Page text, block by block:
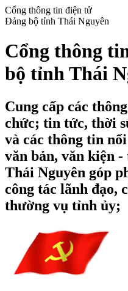
Cổng thông tin điện tử
Đảng bộ tỉnh Thái Nguyên
Cổng thông
bộ tỉnh Thái
Cung cấp các
chức; tin tức, thời
và các thông tin
văn bản, văn kiện
Thái Nguyên góp
công tác lãnh đạo,
thường vụ tỉnh ủy;